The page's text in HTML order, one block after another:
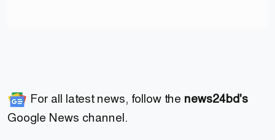
For all latest news, follow the news24bd's
Google News channel.